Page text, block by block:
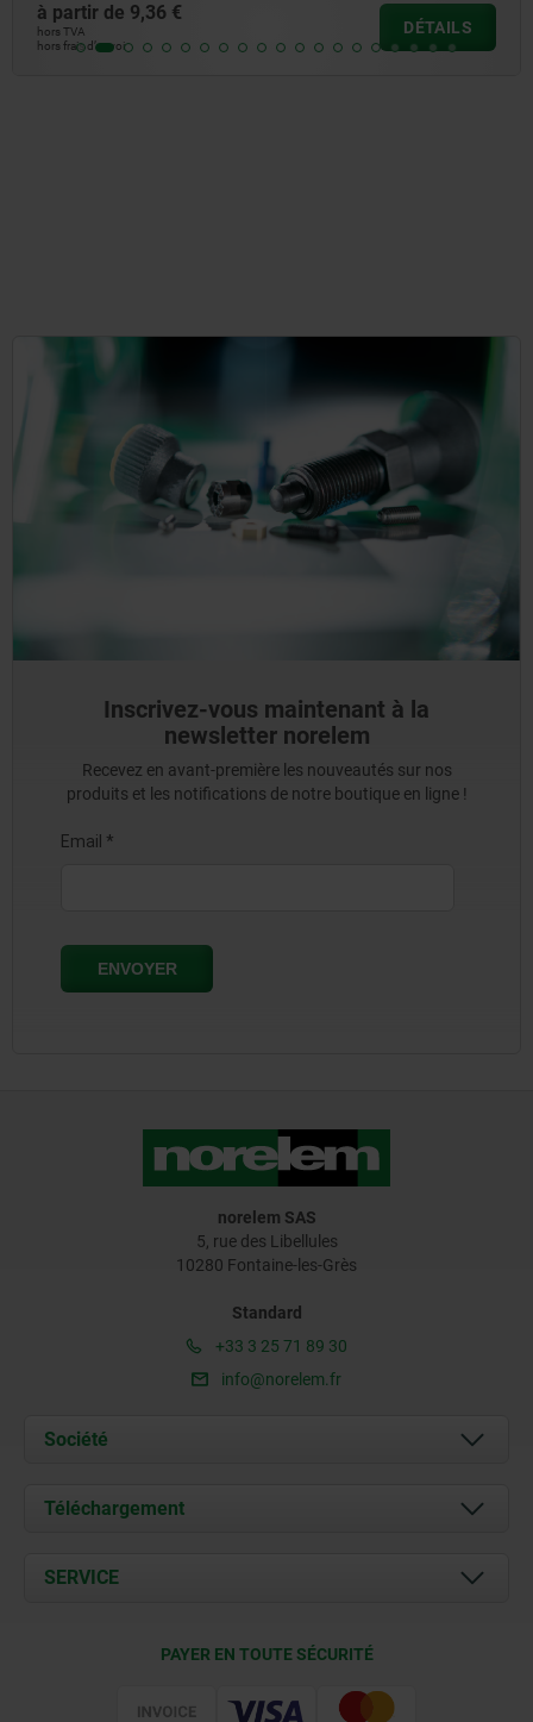
à partir de
hors frais d’envoi
DÉTAILS
Inscrivez-vous maintenant à la
newsletter norelem
Recevez en avant-première les nouveautés sur nos
produits et les notifications de notre boutique en ligne !
norelem SAS
5, rue des Libellules
10280 Fontaine-les-Grès
Standard
+33 3 25 71 89 30
info@norelem.fr
Société
À propos de nous
Contact
Téléchargement
Documents
SERVICE
PAYER EN TOUTE SÉCURITÉ